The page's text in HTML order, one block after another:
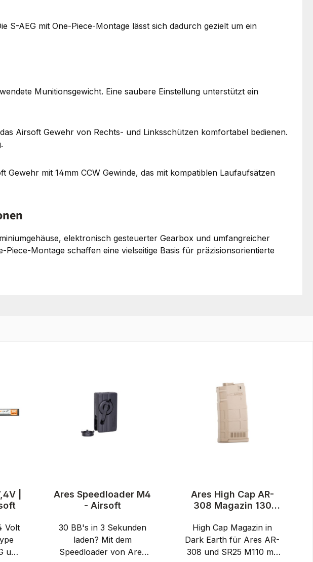
S-AEG mit One-Piece-Montage lässt sich dadurch gezielt um ein
Munitionsgewicht. Eine saubere Einstellung unterstützt ein
Airsoft Gewehr von Rechts- und Linksschützen komfortabel bedienen.
Gewehr mit 14mm CCW Gewinde, das mit kompatiblen Laufaufsätzen
elektronisch gesteuerter Gearbox und umfangreicher
Montage schaffen eine vielseitige Basis für präzisionsorientierte
|
Volt
und
Ares Speedloader M4
- Airsoft
30 BB's in 3 Sekunden
laden? Mit dem
Speedloader von Ares
Ares High Cap AR-
308 Magazin 130
earth - Airsoft AEG /
S-AEG
High Cap Magazin in
Dark Earth für Ares AR-
308 und SR25 M110 mit